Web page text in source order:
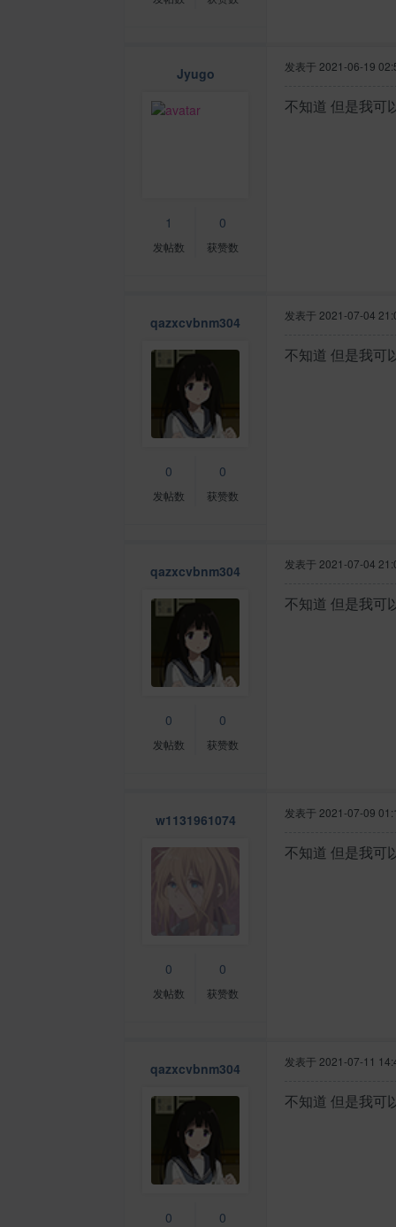
Jyugo
1
发帖数
0
获赞数
发表于 2021-06-19
不知道 但是我可
qazxcvbnm304
0
发帖数
0
获赞数
发表于 2021-07-04
不知道 但是我可
qazxcvbnm304
0
发帖数
0
获赞数
发表于 2021-07-04
不知道 但是我可
w1131961074
0
发帖数
0
获赞数
发表于 2021-07-09
不知道 但是我可
qazxcvbnm304
0 0
发表于 2021-07-11
不知道 但是我